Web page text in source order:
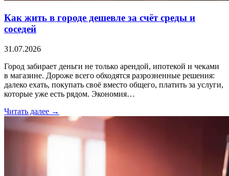
Как жить в городе дешевле за счёт среды и
соседей
31.07.2026
Город забирает деньги не только арендой, ипотекой и чеками
в магазине. Дороже всего обходятся разрозненные решения:
далеко ехать, покупать своё вместо общего, платить за услуги,
которые уже есть рядом. Экономия…
Читать далее →